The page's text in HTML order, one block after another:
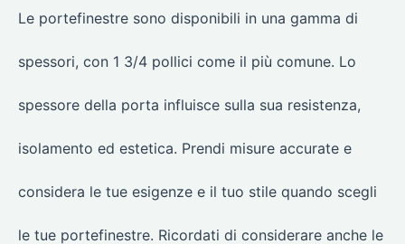
Le portefinestre sono disponibili in una gamma di
spessori, con 1 3/4 pollici come il più comune. Lo
spessore della porta influisce sulla sua resistenza,
isolamento ed estetica. Prendi misure accurate e
considera le tue esigenze e il tuo stile quando scegli
le tue portefinestre. Ricordati di considerare anche le